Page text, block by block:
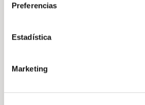
Preferencias
Estadística
Marketing